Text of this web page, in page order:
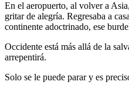
En el aeropuerto, al volver a
gritar de alegría. Regresaba a
continente adoctrinado, ese
Occidente está más allá de la
arrepentirá.
Solo se le puede parar y es